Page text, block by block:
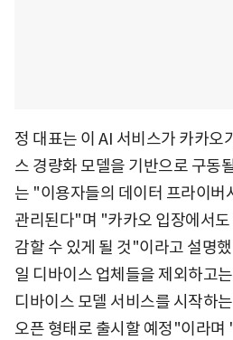
정 대표는 이 AI 서비스가 카카오
스 경량화 모델을 기반으로 구동
는 "이용자들의 데이터 프라이버
관리된다"며 "카카오 입장에서
감할 수 있게 될 것"이라고 설명
일 디바이스 업체들을 제외하고
디바이스 모델 서비스를 시작하
오픈 형태로 출시할 예정"이라며